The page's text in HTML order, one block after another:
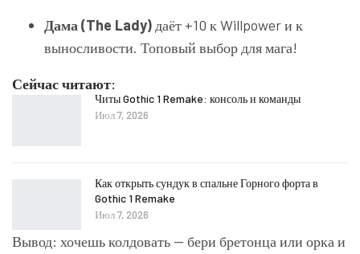
Дама (The Lady) даёт +10 к Willpower и к
выносливости. Топовый выбор для мага!
Сейчас читают:
Читы Gothic 1 Remake: консоль и команды
Июл 7, 2026
Как открыть сундук в спальне Горного форта в
Gothic 1 Remake
Июл 7, 2026
Вывод: хочешь колдовать — бери бретонца или орка и